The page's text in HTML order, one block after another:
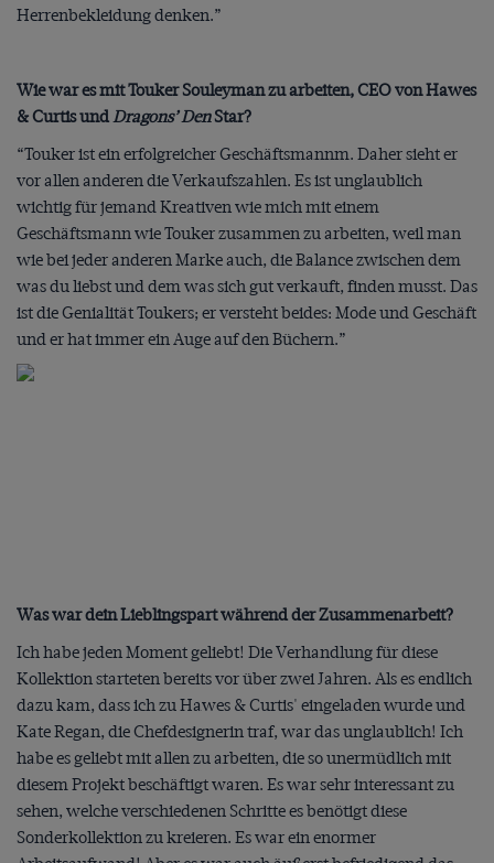
Herrenbekleidung denken.”
Wie war es mit Touker Souleyman zu arbeiten, CEO von Hawes
& Curtis undDragons’ DenStar?
“Touker ist ein erfolgreicher Geschäftsmannm. Daher sieht er
vor allen anderen die Verkaufszahlen. Es ist unglaublich
wichtig für jemand Kreativen wie mich mit einem
Geschäftsmann wie Touker zusammen zu arbeiten, weil man
wie bei jeder anderen Marke auch, die Balance zwischen dem
was du liebst und dem was sich gut verkauft, finden musst. Das
ist die Genialität Toukers; er versteht beides: Mode und Geschäft
und er hat immer ein Auge auf den Büchern.”
Was war dein Lieblingspart während der Zusammenarbeit?
Ich habe jeden Moment geliebt! Die Verhandlung für diese
Kollektion starteten bereits vor über zwei Jahren. Als es endlich
dazu kam, dass ich zu Hawes & Curtis' eingeladen wurde und
Kate Regan, die Chefdesignerin traf, war das unglaublich! Ich
habe es geliebt mit allen zu arbeiten, die so unermüdlich mit
diesem Projekt beschäftigt waren. Es war sehr interessant zu
sehen, welche verschiedenen Schritte es benötigt diese
Sonderkollektion zu kreieren. Es war ein enormer